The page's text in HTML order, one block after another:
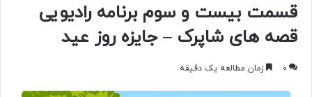
قسمت بیست و سوم برنامه رادیویی
قصه های شاپرک – جایزه روز عید
0 زمان مطالعه یک دقیقه